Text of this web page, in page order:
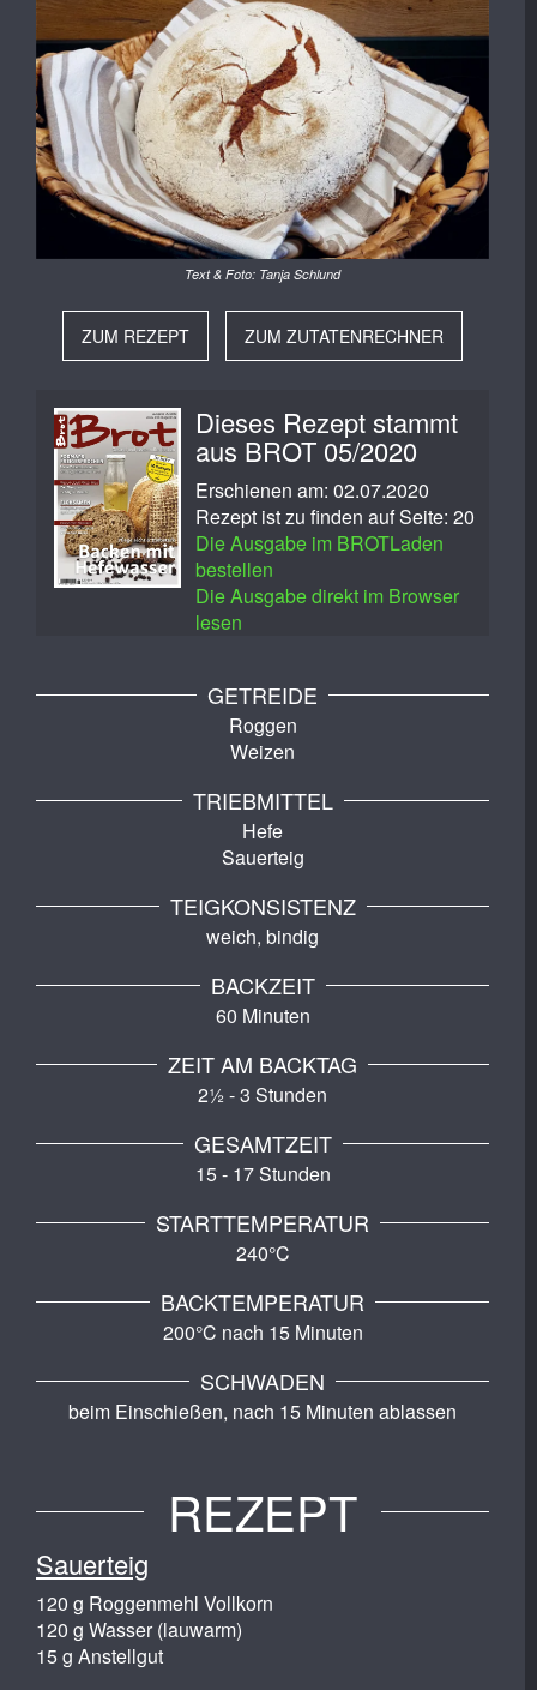
Text & Foto: Tanja Schlund
ZUM REZEPT ZUM ZUTATENRECHNER
Dieses Rezept stammt
aus BROT 05/2020
Erschienen am: 02.07.2020
Rezept ist zu finden auf Seite: 20
Die Ausgabe im BROTLaden
bestellen
Die Ausgabe direkt im Browser
lesen
GETREIDE
Roggen
Weizen
TRIEBMITTEL
Hefe
Sauerteig
TEIGKONSISTENZ
weich, bindig
BACKZEIT
60 Minuten
ZEIT AM BACKTAG
2½ - 3 Stunden
GESAMTZEIT
15 - 17 Stunden
STARTTEMPERATUR
240°C
BACKTEMPERATUR
200°C nach 15 Minuten
SCHWADEN
beim Einschießen, nach 15 Minuten ablassen
REZEPT
Sauerteig
120 g Roggenmehl Vollkorn
120 g Wasser (lauwarm)
15 g Anstellgut